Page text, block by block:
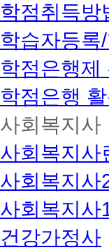
학점취득방
학습자등록
학점은행제
학점은행
사회복지사
사회복지사
사회복지사
사회복지사
건강가정사